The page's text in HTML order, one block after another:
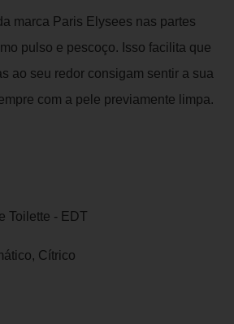
marca Paris Elysees nas partes
pulso e pescoço. Isso facilita que
ao seu redor consigam sentir a sua
com a pele previamente limpa.
Toilette - EDT
Cítrico